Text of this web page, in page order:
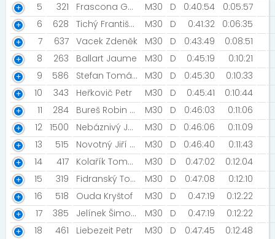
5
321 Frascona Gabriele [Tri Fun Fit] M30 D 0:40:54
0:05:57
6
628 Tichý František M30 D 0:41:32
0:06:35
7
637 Vacek Zdeněk M30 D 0:43:49
0:08:51
8
263 Ballart Jaume M30 D 0:45:19
0:10:21
9
586 Stefan Tomáš [NN2022] M30 D 0:45:30
0:10:33
10
343 Heřkovič Petr M30 D 0:45:41
0:10:44
11
284 Bureš Robin [Cítoliby] M30 D 0:46:03
0:11:06
12 1500 Nebáznivý Jan M30 D 0:46:06
0:11:09
13
515 Novotný Jiří [DÁŠA2022] M30 D 0:46:40
0:11:43
14
417 Kolařík Tomáš [Czech Flat Track racing] M30 D 0:47:02
0:12:04
15
319 Fidranský Tomáš M30 D 0:47:08
0:12:10
16
518 Ouda Kryštof M30 D 0:47:19
0:12:22
17
385 Jelínek Šimon [NN2022] M30 D 0:47:19
0:12:22
18
461 Liebezeit Petr M30 D 0:47:45 0:12:48